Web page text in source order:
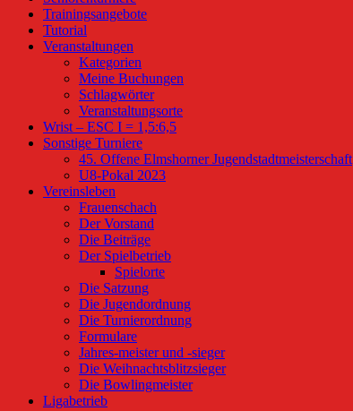
Trainingsangebote
Tutorial
Veranstaltungen
Kategorien
Meine Buchungen
Schlagwörter
Veranstaltungsorte
Wrist – ESC I = 1,5:6,5
Sonstige Turniere
45. Offene Elmshorner Jugendstadtmeisterschaft
U8-Pokal 2023
Vereinsleben
Frauenschach
Der Vorstand
Die Beiträge
Der Spielbetrieb
Spielorte
Die Satzung
Die Jugendordnung
Die Turnierordnung
Formulare
Jahres-meister und -sieger
Die Weihnachtsblitzsieger
Die Bowlingmeister
Ligabetrieb